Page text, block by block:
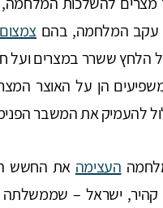
עקב המלחמה, בהםצמצום
הלחץ ששרר במצרים ועל
הן על האוצר
להעמיק את המשבר
העצימה את החשש
קהיר, ישראל – שממשלתה